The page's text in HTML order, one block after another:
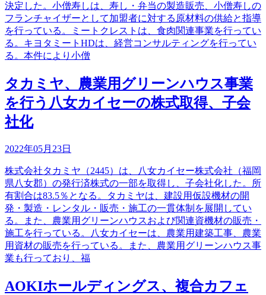
決定した。小僧寿しは、寿し・弁当の製造販売、小僧寿しの
フランチャイザーとして加盟者に対する原材料の供給と指導
を行っている。ミートクレストは、食肉関連事業を行ってい
る。キヨタミートHDは、経営コンサルティングを行ってい
る。本件により小僧
タカミヤ、農業用グリーンハウス事業
を行う八女カイセーの株式取得、子会
社化
2022年05月23日
株式会社タカミヤ（2445）は、八女カイセー株式会社（福岡
県八女郡）の発行済株式の一部を取得し、子会社化した。所
有割合は83.5％となる。タカミヤは、建設用仮設機材の開
発・製造・レンタル・販売・施工の一貫体制を展開してい
る。また、農業用グリーンハウスおよび関連資機材の販売・
施工を行っている。八女カイセーは、農業用建築工事、農業
用資材の販売を行っている。また、農業用グリーンハウス事
業も行っており、福
AOKIホールディングス、複合カフェ